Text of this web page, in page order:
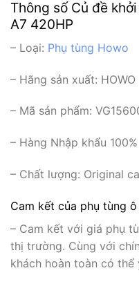
Thông số Củ đề
A7 420HP
– Loại: Phụ tùng Howo
– Hãng sản xuất: HOWO
– Mã sản phẩm:
– Hàng Nhập khẩu 100%
– Chất lượng: Original
Cam kết của phụ tùng
– Cam kết với giá phụ
thị trường. Cùng với
khách hoàn toàn có thể